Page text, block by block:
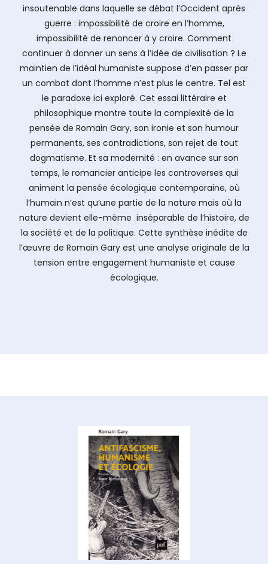
insoutenable dans laquelle se débat l’Occident après
guerre : impossibilité de croire en l’homme,
impossibilité de renoncer à y croire. Comment
continuer à donner un sens à l’idée de civilisation ? Le
maintien de l’idéal humaniste suppose d’en passer par
un combat dont l’homme n’est plus le centre. Tel est
le paradoxe ici exploré. Cet essai littéraire et
philosophique montre toute la complexité de la
pensée de Romain Gary, son ironie et son humour
permanents, ses contradictions, son rejet de tout
dogmatisme. Et sa modernité : en avance sur son
temps, le romancier anticipe les controverses qui
animent la pensée écologique contemporaine, où
l’humain n’est qu’une partie de la nature mais où la
nature devient elle-même inséparable de l’histoire, de
la société et de la politique. Cette synthèse inédite de
l’œuvre de Romain Gary est une analyse originale de la
tension entre engagement humaniste et cause
écologique.